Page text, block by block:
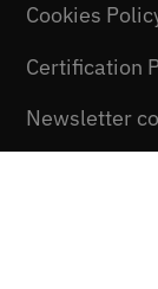
Cookies
Certification
Newsletter